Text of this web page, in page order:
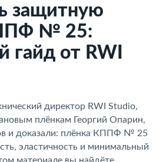
защитную
№ 25:
гайд от RWI
директор RWI Studio,
плёнкам Георгий Опарин,
и доказали: плёнка КППФ № 25
эластичность и минимальный